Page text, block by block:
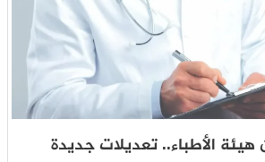
الأطباء.. تعديلات جديدة